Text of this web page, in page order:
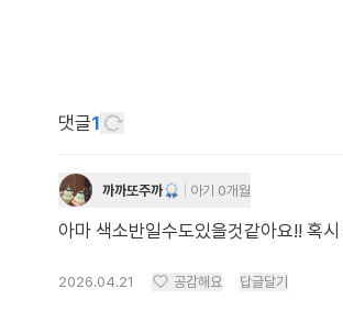
댓글1
까까또주까 아기 0개월
아마 색소반일수도있을것같아요!! 혹
2026.04.21 공감해요 답글달기